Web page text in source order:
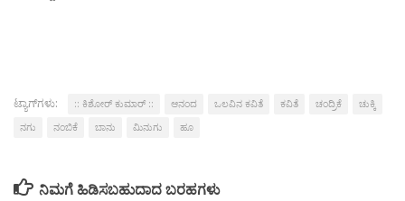
ಟ್ಯಾಗ್‌ಗಳು: :: ಕಿಶೋರ್ ಕುಮಾರ್ :: ಆನಂದ ಒಲವಿನ ಕವಿತೆ ಕವಿತೆ ಚಂದ್ರಿಕೆ
ಚುಕ್ಕಿ
ನಗು
ನಂಬಿಕೆ ಬಾನು ಮಿನುಗು ಹೂ
ನಿಮಗೆ ಹಿಡಿಸಬಹುದಾದ ಬರಹಗಳು